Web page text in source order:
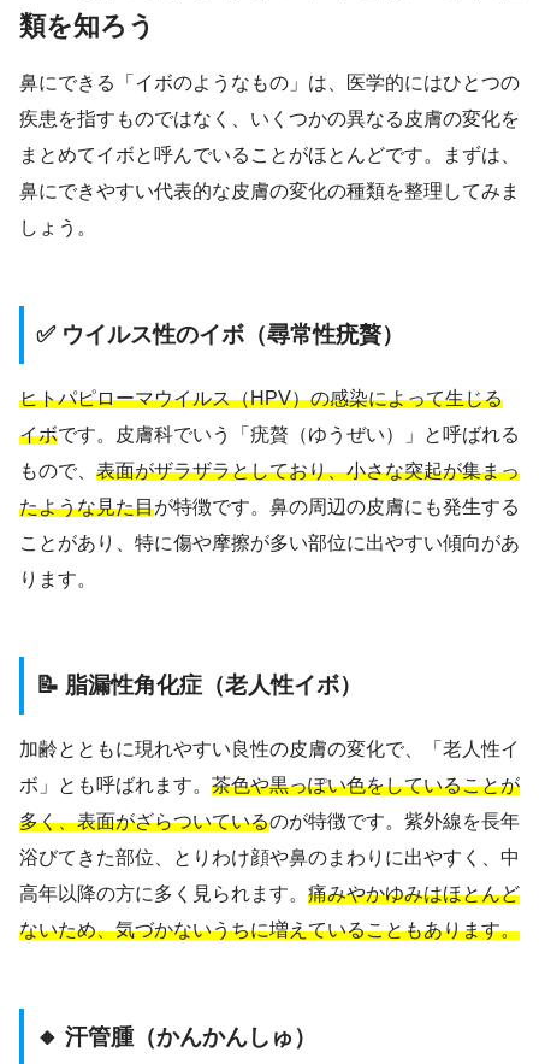
類を知ろう
鼻にできる「イボのようなもの」は、医学的にはひとつの
疾患を指すものではなく、いくつかの異なる皮膚の変化を
まとめてイボと呼んでいることがほとんどです。まずは、
鼻にできやすい代表的な皮膚の変化の種類を整理してみま
しょう。
✅ ウイルス性のイボ（尋常性疣贅）
ヒトパピローマウイルス（HPV）の感染によって生じる
イボです。皮膚科でいう「疣贅（ゆうぜい）」と呼ばれる
もので、 表面がザラザラとしており、小さな突起が集まっ
たような見た目が特徴です。鼻の周辺の皮膚にも発生する
ことがあり、特に傷や摩擦が多い部位に出やすい傾向があ
ります。
📝 脂漏性角化症（老人性イボ）
加齢とともに現れやすい良性の皮膚の変化で、「老人性イ
ボ」とも呼ばれます。 茶色や黒っぽい色をしていることが
多く、表面がざらついているのが特徴です。紫外線を長年
浴びてきた部位、とりわけ顔や鼻のまわりに出やすく、中
高年以降の方に多く見られます。 痛みやかゆみはほとんど
ないため、気づかないうちに増えていることもあります。
🔸 汗管腫（かんかんしゅ）